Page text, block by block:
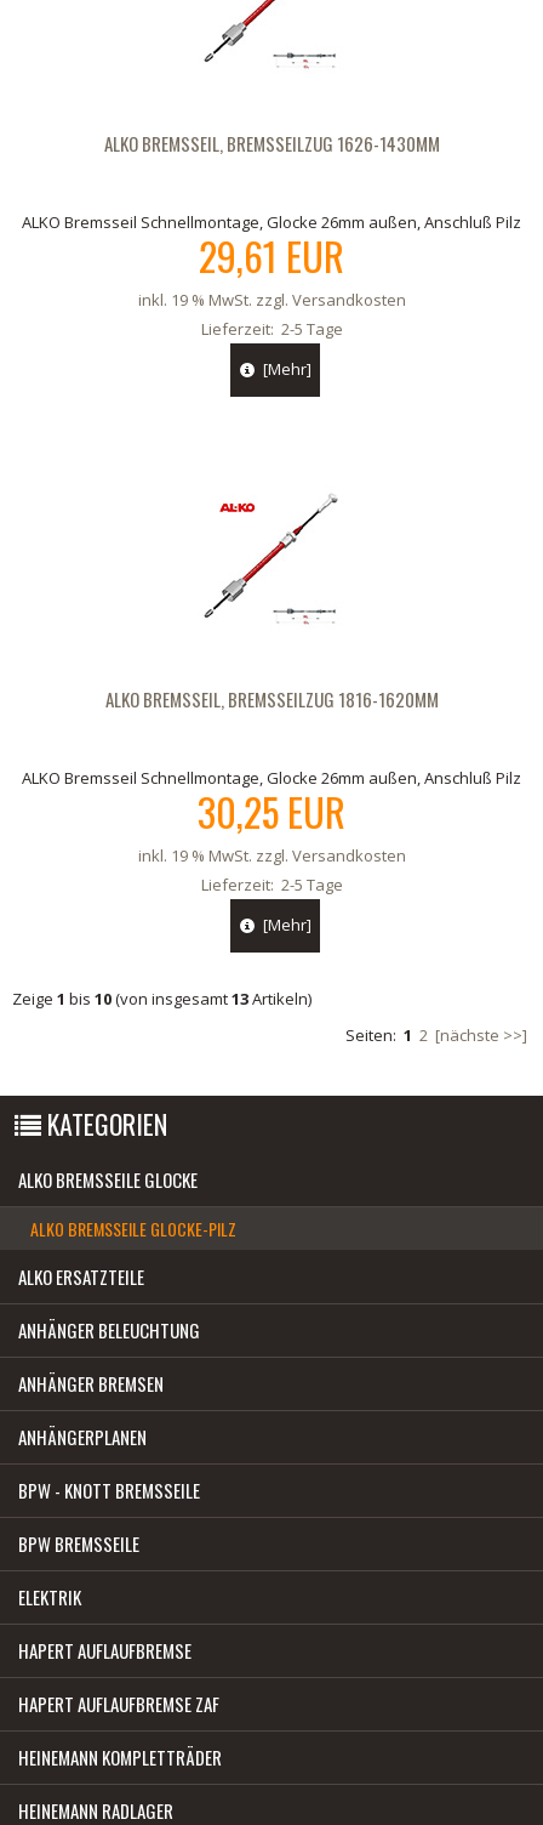
ALKO BREMSSEIL, BREMSSEILZUG 1626-1430MM
ALKO Bremsseil Schnellmontage, Glocke 26mm außen, Anschluß Pilz
29,61 EUR
inkl. 19 % MwSt. zzgl. Versandkosten
Lieferzeit: 2-5 Tage
[Mehr]
ALKO BREMSSEIL, BREMSSEILZUG 1816-1620MM
ALKO Bremsseil Schnellmontage, Glocke 26mm außen, Anschluß Pilz
30,25 EUR
inkl. 19 % MwSt. zzgl. Versandkosten
Lieferzeit: 2-5 Tage
[Mehr]
Zeige 1 bis 10(von insgesamt13Artikeln)
Seiten: 1 2 [nächste >>]
KATEGORIEN
ALKO BREMSSEILE GLOCKE
ALKO BREMSSEILE GLOCKE-PILZ
ALKO ERSATZTEILE
ANHÄNGER BELEUCHTUNG
ANHÄNGER BREMSEN
ANHÄNGERPLANEN
BPW - KNOTT BREMSSEILE
BPW BREMSSEILE
ELEKTRIK
HAPERT AUFLAUFBREMSE
HAPERT AUFLAUFBREMSE ZAF
HEINEMANN KOMPLETTRÄDER
HEINEMANN RADLAGER